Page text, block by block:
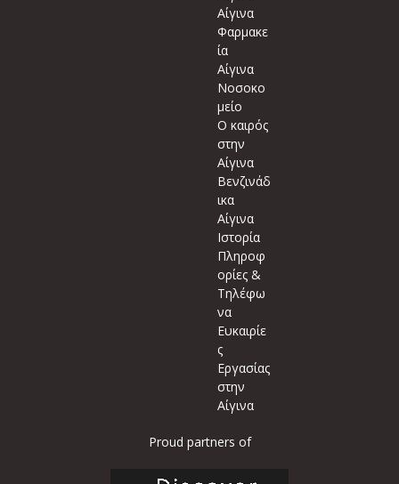
Αίγινα
Φαρμακε
ία
Αίγινα
Νοσοκο
μείο
Ο καιρός
στην
Αίγινα
Βενζινάδ
ικα
Αίγινα
Ιστορία
Πληροφ
ορίες &
Τηλέφω
να
Ευκαιρίε
ς
Εργασίας
στην
Αίγινα
Proud partners of